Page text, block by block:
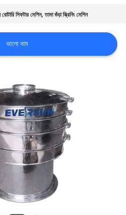
সিফটার মেশিন,তামা গুঁড়া স্ক্রিনিং মেশিন
ভালো দাম